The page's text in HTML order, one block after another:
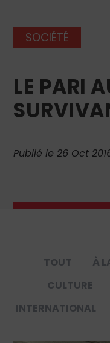
SOCIÉTÉ
LE PARI
Publié le 26 Oct
TOUT À
CULTURE
INTERNATIONAL